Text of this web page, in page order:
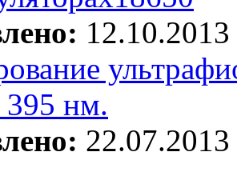
12.10.2013
нм.
22.07.2013